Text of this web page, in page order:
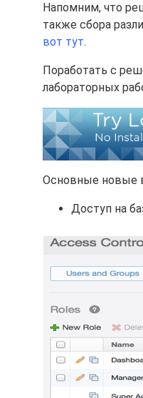
Напомним, что
также сбора
вот тут.
Поработать с
лабораторных
Основные новые
Доступ на